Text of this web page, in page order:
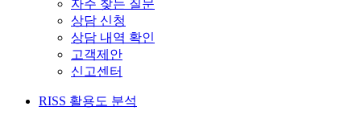
자주 찾는 질문
상담 신청
상담 내역 확인
고객제안
신고센터
RISS 활용도 분석